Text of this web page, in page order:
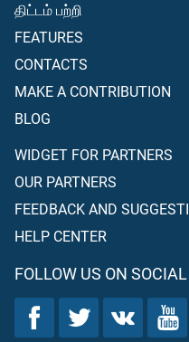
திட்டம் பற்றி
FEATURES
CONTACTS
MAKE A CONTRIBUTION
BLOG
WIDGET FOR PARTNERS
OUR PARTNERS
FEEDBACK AND
HELP CENTER
FOLLOW US ON